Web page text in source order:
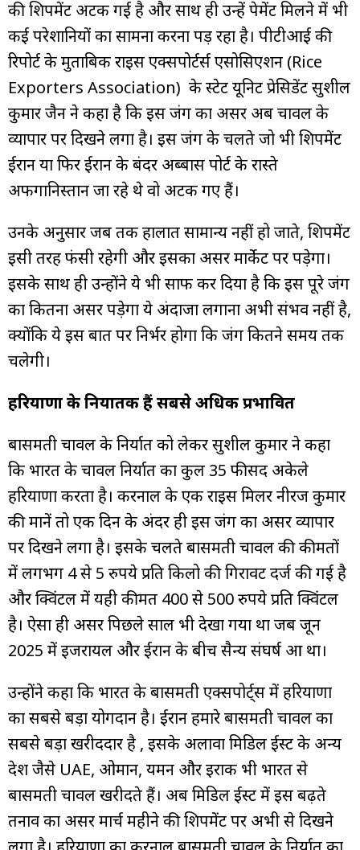
की शिपमेंट अटक गई है और साथ ही उन्हें पेमेंट मिलने में भी
कई परेशानियों का सामना करना पड़ रहा है। पीटीआई की
रिपोर्ट के मुताबिक राइस एक्सपोर्टर्स एसोसिएशन (Rice
Exporters Association) के स्टेट यूनिट प्रेसिडेंट सुशील
कुमार जैन ने कहा है कि इस जंग का असर अब चावल के
व्यापार पर दिखने लगा है। इस जंग के चलते जो भी शिपमेंट
ईरान या फिर ईरान के बंदर अब्बास पोर्ट के रास्ते
अफगानिस्तान जा रहे थे वो अटक गए हैं।
उनके अनुसार जब तक हालात सामान्य नहीं हो जाते, शिपमेंट
इसी तरह फंसी रहेगी और इसका असर मार्केट पर पड़ेगा।
इसके साथ ही उन्होंने ये भी साफ कर दिया है कि इस पूरे जंग
का कितना असर पड़ेगा ये अंदाजा लगाना अभी संभव नहीं है,
क्योंकि ये इस बात पर निर्भर होगा कि जंग कितने समय तक
चलेगी।
हरियाणा के निर्यातक हैं सबसे अधिक प्रभावित
बासमती चावल के निर्यात को लेकर सुशील कुमार ने कहा
कि भारत के चावल निर्यात का कुल 35 फीसद अकेले
हरियाणा करता है। करनाल के एक राइस मिलर नीरज कुमार
की मानें तो एक दिन के अंदर ही इस जंग का असर व्यापार
पर दिखने लगा है। इसके चलते बासमती चावल की कीमतों
में लगभग 4 से 5 रुपये प्रति किलो की गिरावट दर्ज की गई है
और क्विंटल में यही कीमत 400 से 500 रुपये प्रति क्विंटल
है। ऐसा ही असर पिछले साल भी देखा गया था जब जून
2025 में इजरायल और ईरान के बीच सैन्य संघर्ष हुआ था।
उन्होंने कहा कि भारत के बासमती एक्सपोर्ट्स में हरियाणा
का सबसे बड़ा योगदान है। ईरान हमारे बासमती चावल का
सबसे बड़ा खरीददार है , इसके अलावा मिडिल ईस्ट के अन्य
देश जैसे UAE, ओमान, यमन और इराक भी भारत से
बासमती चावल खरीदते हैं। अब मिडिल ईस्ट में इस बढ़ते
तनाव का असर मार्च महीने की शिपमेंट पर अभी से दिखने